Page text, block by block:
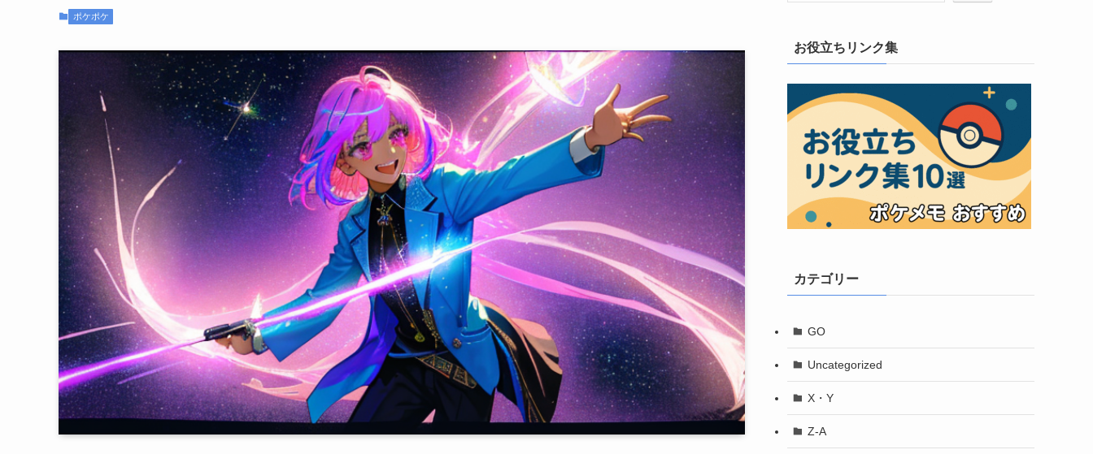
ポケポケ
お役立ちリンク集
カテゴリー
GO
Uncategorized
X・Y
Z-A